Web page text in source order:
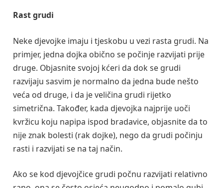
Rast grudi
Neke djevojke imaju i tjeskobu u vezi rasta grudi. Na
primjer, jedna dojka obično se počinje razvijati prije
druge. Objasnite svojoj kćeri da dok se grudi
razvijaju sasvim je normalno da jedna bude nešto
veća od druge, i da je veličina grudi rijetko
simetrična. Također, kada djevojka najprije uoči
kvržicu koju napipa ispod bradavice, objasnite da to
nije znak bolesti (rak dojke), nego da grudi počinju
rasti i razvijati se na taj način.
Ako se kod djevojčice grudi počnu razvijati relativno